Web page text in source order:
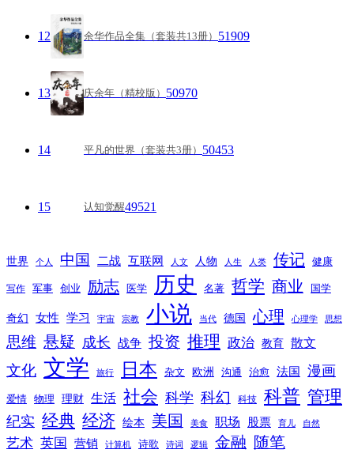
12 余华作品全集（套装共13册） 51909
13 庆余年（精校版） 50970
14 平凡的世界（套装共3册） 50453
15 认知觉醒49521
世界 个人 中国 二战 互联网 人文 人物 人生 人类 传记 健康
写作 军事 创业 励志 医学 历史 名著 哲学 商业 国学
奇幻 女性 学习 宇宙 宗教 小说 当代 德国 心理 心理学 思想
思维 悬疑 成长 战争 投资 推理 政治 教育 散文
文化 文学 旅行 日本 杂文 欧洲 沟通 治愈 法国 漫画
爱情 物理 理财 生活 社会 科学 科幻 科技 科普 管理
纪实 经典 经济 绘本 美国 美食 职场 股票 育儿 自然
艺术 英国 营销 计算机 诗歌 诗词 逻辑 金融 随笔